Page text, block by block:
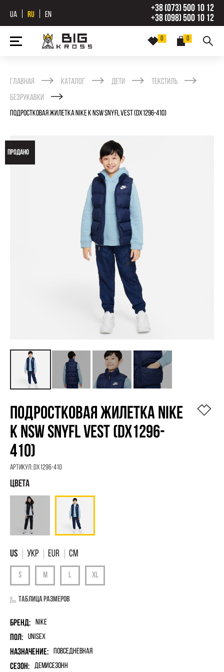
UA RU EN
+38 (073) 500 10 12
+38 (098) 500 10 12
0
0
Главная Каталог Дети
Текстиль
Безрукавки
ПОДРОСТКОВАЯ ЖИЛЕТКА NIKE K NSW SNYFL VEST (DX1296-410)
ПРОДАНО
ПОДРОСТКОВАЯ ЖИЛЕТКА NIKE
K NSW SNYFL VEST (DX1296-
410)
Артикул:DX1296-410
УКР EUR См
Таблица размеров
Бренд: Nike
Пол: unisex
Назначение: Повседневная
Сезон: Демисезонн